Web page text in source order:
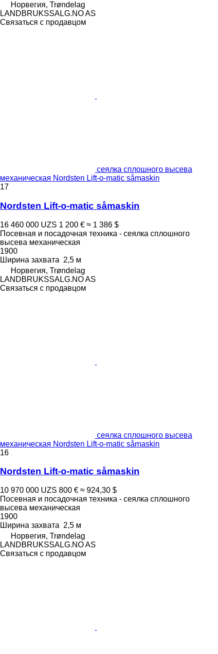
Норвегия, Trøndelag
LANDBRUKSSALG.NO AS
Связаться с продавцом
сеялка сплошного высева
механическая Nordsten Lift-o-matic såmaskin
17
Nordsten Lift-o-matic såmaskin
16 460 000 UZS 1 200 € ≈ 1 386 $
Посевная и посадочная техника - сеялка сплошного
высева механическая
1900
Ширина захвата 2,5 м
Норвегия, Trøndelag
LANDBRUKSSALG.NO AS
Связаться с продавцом
сеялка сплошного высева
механическая Nordsten Lift-o-matic såmaskin
16
Nordsten Lift-o-matic såmaskin
10 970 000 UZS 800 € ≈ 924,30 $
Посевная и посадочная техника - сеялка сплошного
высева механическая
1900
Ширина захвата 2,5 м
Норвегия, Trøndelag
LANDBRUKSSALG.NO AS
Связаться с продавцом